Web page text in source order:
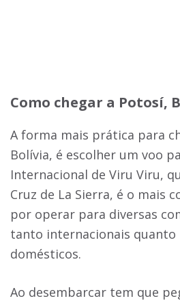
Como chegar a Potosí,
A forma mais prática para
Bolívia, é escolher um voo
Internacional de Viru Viru,
Cruz de La Sierra, é o mais
por operar para diversas
tanto internacionais quanto
domésticos.
Ao desembarcar tem que